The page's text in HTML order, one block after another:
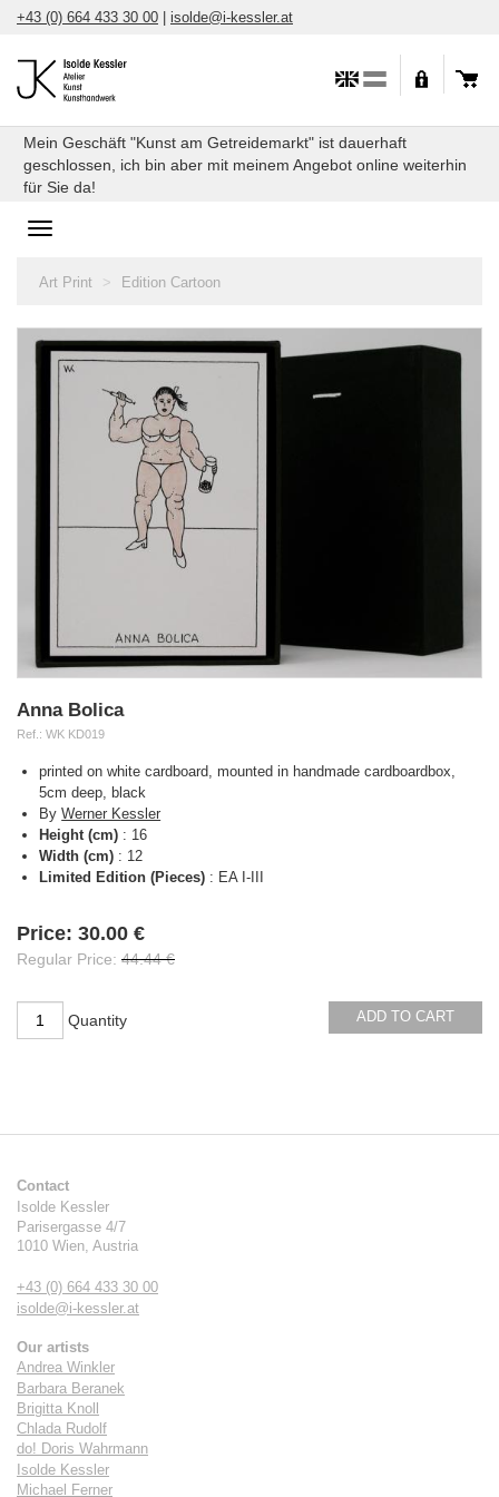
Skip+43 (0) 664 433 30 00 | isolde@i-kessler.at
Mein Geschäft "Kunst am Getreidemarkt" ist dauerhaft
geschlossen, ich bin aber mit meinem Angebot online weiterhin
für Sie da!
Toggle
You
Art Print Edition Cartoon
Anna Bolica
Ref.: WK KD019
printed on white cardboard, mounted in handmade cardboardbox,
5cm deep, black
ByWerner Kessler
Height (cm) : 16
Width (cm) : 12
Limited Edition (Pieces) : EA I-III
Availability:
Price: 30.00 €
Regular Price: 44.44 €
Quantity ADD TO CART
Contact
Isolde Kessler
Parisergasse 4/7
1010 Wien, Austria
+43 (0) 664 433 30 00
isolde@i-kessler.at
Our artists
Andrea Winkler
Barbara Beranek
Brigitta Knoll
Chlada Rudolf
do! Doris Wahrmann
Isolde Kessler
Michael Ferner